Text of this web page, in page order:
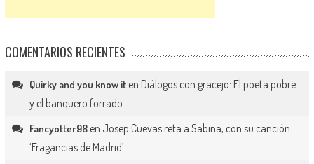
COMENTARIOS RECIENTES
Quirky and you know iten Diálogos con gracejo: El poeta pobre
y el banquero forrado
Fancyotter98en Josep Cuevas reta a Sabina, con su canción
‘Fragancias de Madrid’